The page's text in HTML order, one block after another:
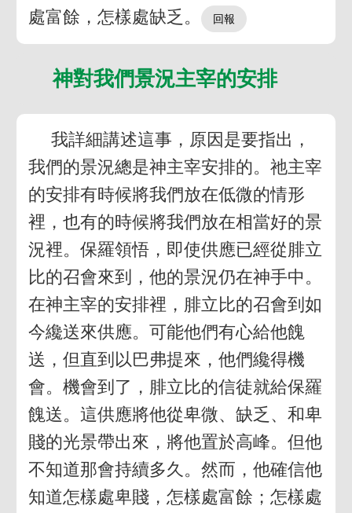
處富餘，怎樣處缺乏。
神對我們景況主宰的安排
我詳細講述這事，原因是要指出，
我們的景況總是神主宰安排的。祂主宰
的安排有時候將我們放在低微的情形
裡，也有的時候將我們放在相當好的景
況裡。保羅領悟，即使供應已經從腓立
比的召會來到，他的景況仍在神手中。
在神主宰的安排裡，腓立比的召會到如
今纔送來供應。可能他們有心給他餽
送，但直到以巴弗提來，他們纔得機
會。機會到了，腓立比的信徒就給保羅
餽送。這供應將他從卑微、缺乏、和卑
賤的光景帶出來，將他置於高峰。但他
不知道那會持續多久。然而，他確信他
知道怎樣處卑賤，怎樣處富餘；怎樣處